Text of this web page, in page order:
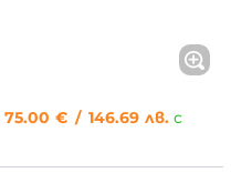
75.00 € / 146.69 лв.с